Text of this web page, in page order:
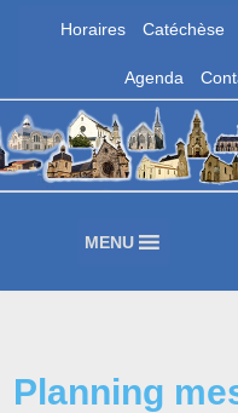
au
contenu
Horaires Catéchèse
Agenda
Paroisse Sainte
d'Olonne
MENU
Planning